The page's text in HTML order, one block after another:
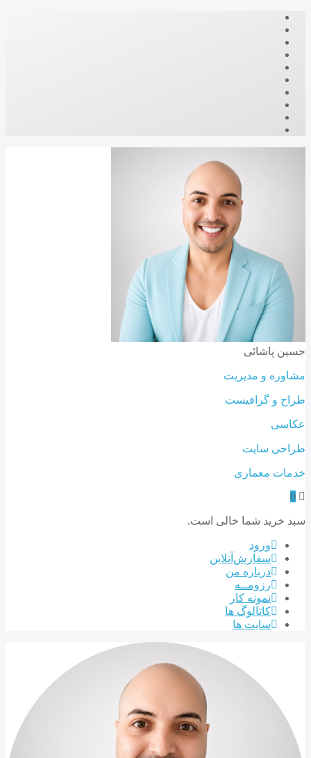
پاشائی
و مدیریت
و گرافیست
سایت
معماری
خرید شما خالی است.
ورود
سفارش‌‌آنلاین
درباره من
رزومــه
نمونه کار
کاتالوگ ها
سایت ها